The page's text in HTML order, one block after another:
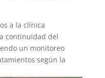
a la clínica
continuidad del
un monitoreo
según la